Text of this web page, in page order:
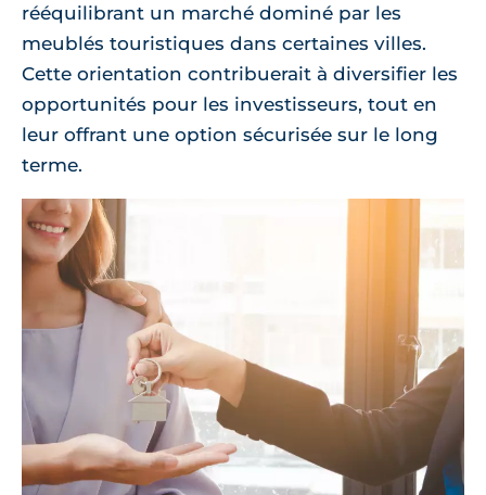
rééquilibrant un marché dominé par les
meublés touristiques dans certaines villes.
Cette orientation contribuerait à diversifier les
opportunités pour les investisseurs, tout en
leur offrant une option sécurisée sur le long
terme.